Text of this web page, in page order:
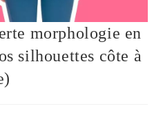
morphologie en
silhouettes côte à